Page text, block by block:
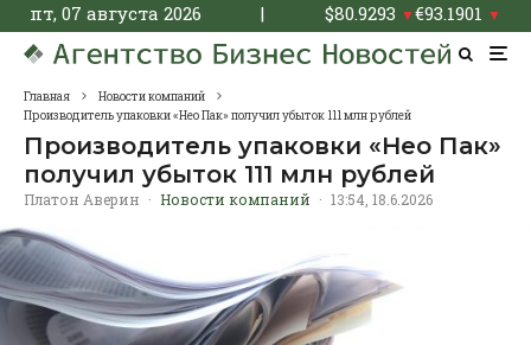
пт, 07 августа 2026 | $80.9293 ▼€93.1901 ▼
Главная
Новости компаний
Производитель упаковки «Нео Пак» получил убыток 111 млн рублей
Производитель упаковки «Нео Пак»
получил убыток 111 млн рублей
Платон Аверин · Новости компаний · 13:54, 18.6.2026